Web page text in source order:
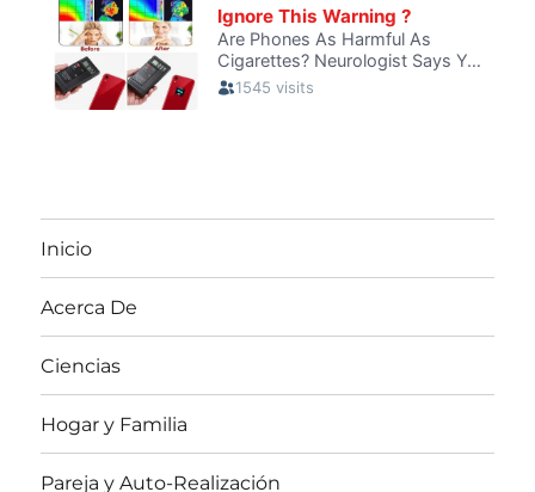
Inicio
Acerca De
Ciencias
Hogar y Familia
Pareja y Auto-Realización